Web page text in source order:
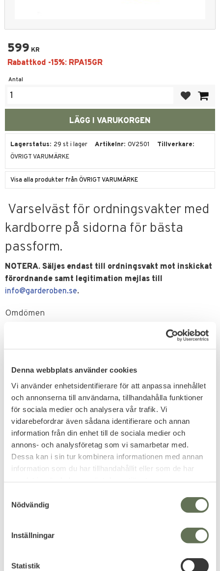
Denna webbplats använder cookies
Vi använder enhetsidentifierare för att anpassa innehållet
och annonserna till användarna, tillhandahålla funktioner
för sociala medier och analysera vår trafik. Vi
vidarebefordrar även sådana identifierare och annan
information från din enhet till de sociala medier och
annons- och analysföretag som vi samarbetar med.
Dessa kan i sin tur kombinera informationen med annan
information som du har tillhandahållit eller som de har
Nödvändig
Inställningar
Statistik
599 KR
Antal
Lagerstatus 29 st i lager Artikelnr OV2501
Tillverkare
ÖVRIGT VARUMÄRKE
Visa alla produkter från ÖVRIGT VARUMÄRKE
Varselväst för ordningsvakter med
kardborre på sidorna för bästa
passform.
NOTERA. Säljes endast till ordningsvakt mot inskickat
förordnande samt legitimation mejlas till
info@garderoben.se.
Omdömen
Bli den första att lämna ett omdöme.